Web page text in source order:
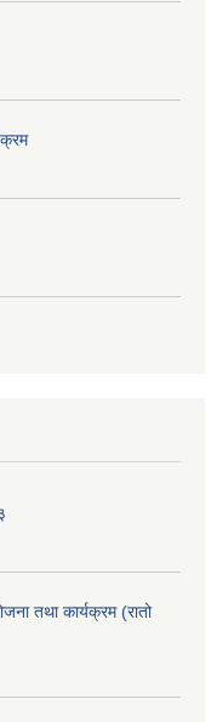
तथा कार्यक्रम (रातो